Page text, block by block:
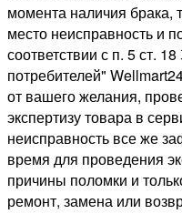
момента наличия брака,
место неисправность и
соответствии с п. 5 ст.
потребителей"
от вашего желания,
экспертизу товара в
неисправность все же
время для проведения
причины поломки и
ремонт, замена или